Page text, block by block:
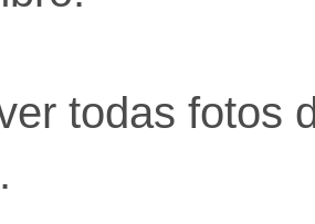
todas fotos